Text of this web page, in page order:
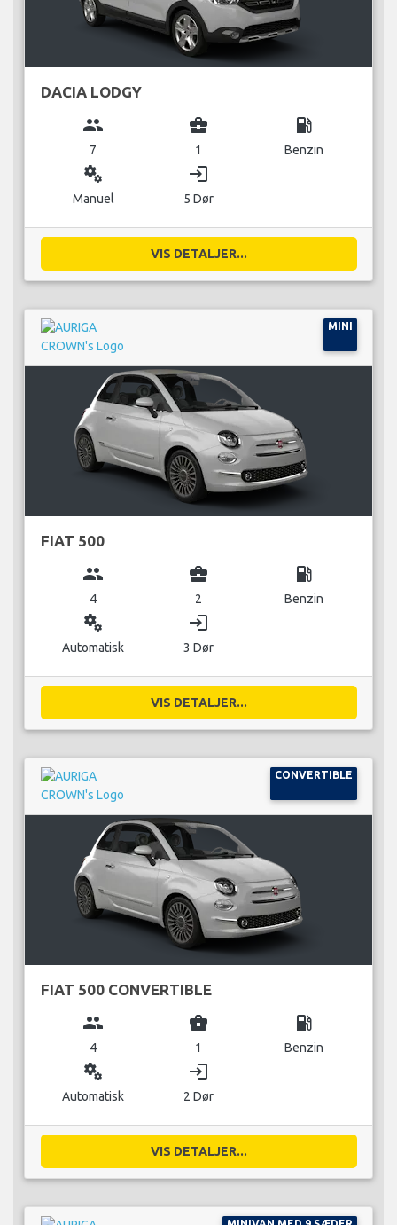
DACIA LODGY
group
7
business_center
1
local_gas_station
Benzin
miscellaneous_services
Manuel
login
5 Dør
VIS DETALJER...
MINI
FIAT 500
group
4
business_center
2
local_gas_station
Benzin
miscellaneous_services
Automatisk
login
3 Dør
VIS DETALJER...
CONVERTIBLE
FIAT 500 CONVERTIBLE
group
4
business_center
1
local_gas_station
Benzin
miscellaneous_services
Automatisk
login
2 Dør
VIS DETALJER...